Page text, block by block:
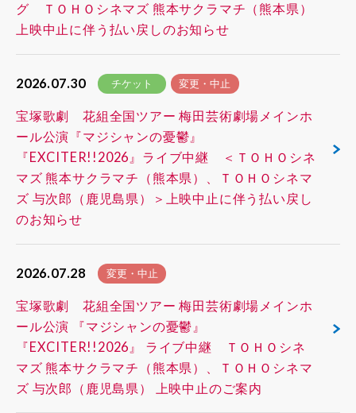
グ ＴＯＨＯシネマズ 熊本サクラマチ（熊本県）
上映中止に伴う払い戻しのお知らせ
2026.07.30 チケット 変更・中止
宝塚歌劇 花組全国ツアー 梅田芸術劇場メインホ
ール公演『マジシャンの憂鬱』
『EXCITER!!2026』ライブ中継 ＜ＴＯＨＯシネ
マズ 熊本サクラマチ（熊本県）、ＴＯＨＯシネマ
ズ 与次郎（鹿児島県）＞上映中止に伴う払い戻し
のお知らせ
2026.07.28 変更・中止
宝塚歌劇 花組全国ツアー 梅田芸術劇場メインホ
ール公演 『マジシャンの憂鬱』
『EXCITER!!2026』 ライブ中継 ＴＯＨＯシネ
マズ 熊本サクラマチ（熊本県）、ＴＯＨＯシネマ
ズ 与次郎（鹿児島県） 上映中止のご案内